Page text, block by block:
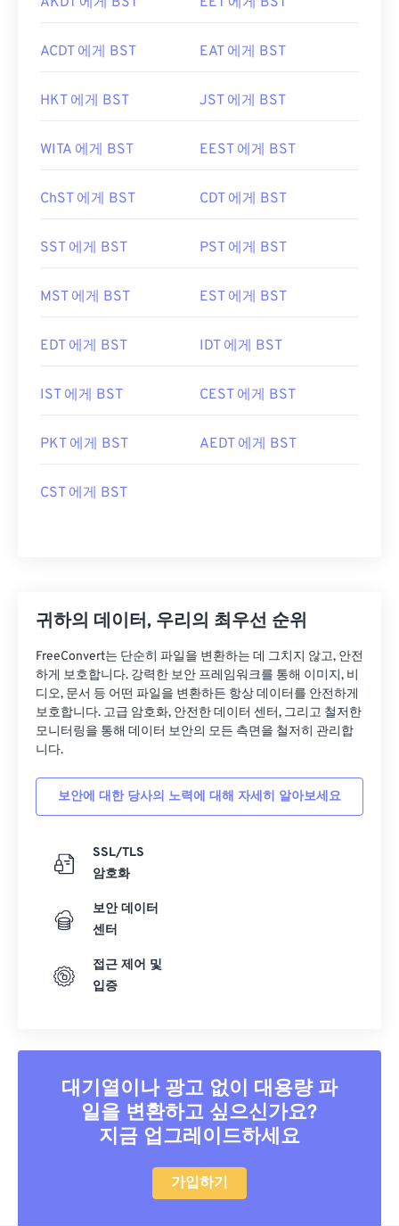
ACDT 에게 BST EAT 에게 BST
HKT 에게 BST JST 에게 BST
WITA 에게 BST EEST 에게 BST
ChST 에게 BST CDT 에게 BST
SST 에게 BST PST 에게 BST
MST 에게 BST EST 에게 BST
EDT 에게 BST IDT 에게 BST
IST 에게 BST CEST 에게 BST
PKT 에게 BST AEDT 에게 BST
CST 에게 BST
귀하의 데이터, 우리의 최우선 순위
FreeConvert는 단순히 파일을 변환하는 데 그치지 않고, 안전
하게 보호합니다. 강력한 보안 프레임워크를 통해 이미지, 비
디오, 문서 등 어떤 파일을 변환하든 항상 데이터를 안전하게
보호합니다. 고급 암호화, 안전한 데이터 센터, 그리고 철저한
모니터링을 통해 데이터 보안의 모든 측면을 철저히 관리합
니다.
보안에 대한 당사의 노력에 대해 자세히 알아보세요
SSL/TLS
암호화
보안 데이터
센터
접근 제어 및
입증
대기열이나 광고 없이 대용량 파
일을 변환하고 싶으신가요?
지금 업그레이드하세요
가입하기